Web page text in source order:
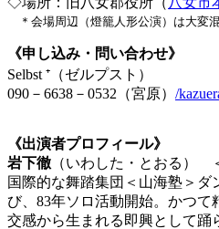
＊会場周辺（燈籠人形公演）は大変
《申し込み・問い合わせ》
Selbst ⁺（ゼルプスト）
090－6638－0532（宮原） /
《出演者プロフィール》
岩下徹 （いわした・とおる）
国際的な舞踏集団＜山海塾＞ダ
び、83年ソロ活動開始。かつ
交感から生まれる即興として踊